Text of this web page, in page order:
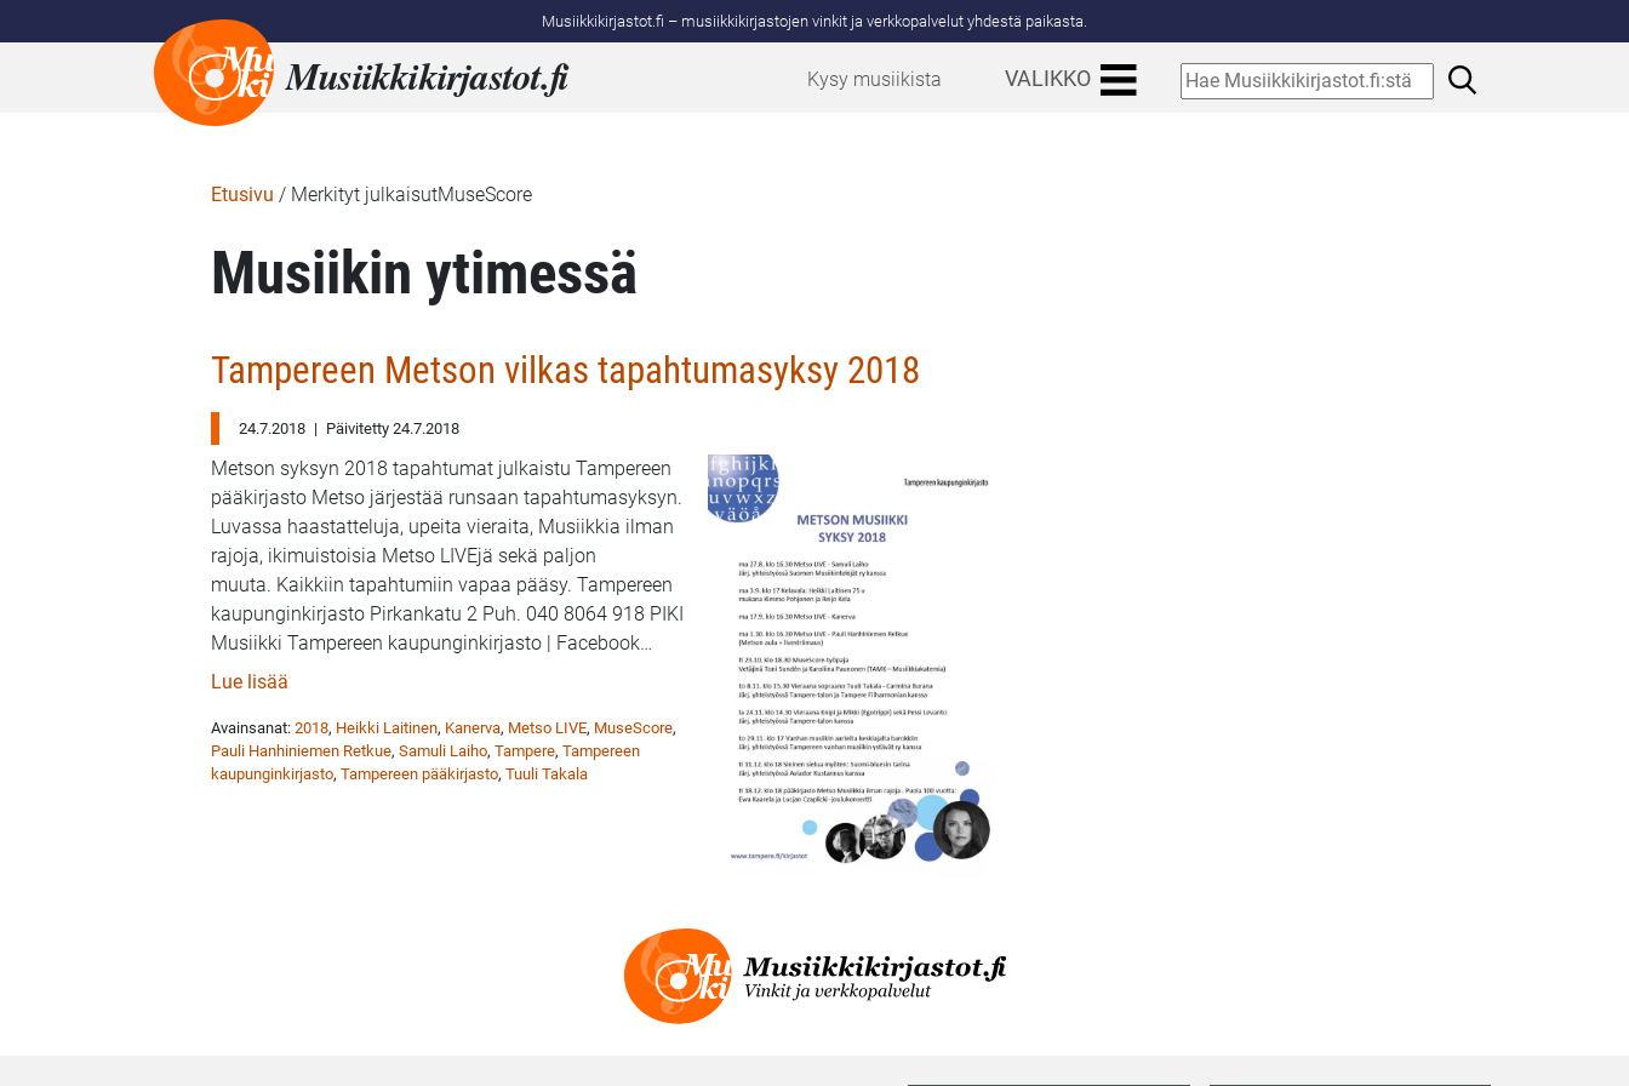
Musiikkikirjastot.fi – musiikkikirjastojen vinkit ja verkkopalvelut yhdestä paikasta.
Musiikkikirjastot.fi Kysy musiikista VALIKKO Hae
Etusivu / Merkityt julkaisutMuseScore
Musiikin ytimessä
Tampereen Metson vilkas tapahtumasyksy 2018
24.7.2018 | Päivitetty 24.7.2018
Metson syksyn 2018 tapahtumat julkaistu Tampereen
pääkirjasto Metso järjestää runsaan tapahtumasyksyn.
Luvassa haastatteluja, upeita vieraita, Musiikkia ilman
rajoja, ikimuistoisia Metso LIVEjä sekä paljon
muuta. Kaikkiin tapahtumiin vapaa pääsy. Tampereen
kaupunginkirjasto Pirkankatu 2 Puh. 040 8064 918 PIKI
Musiikki Tampereen kaupunginkirjasto | Facebook…
Lue lisää
Avainsanat: 2018, Heikki Laitinen, Kanerva, Metso LIVE, MuseScore,
Pauli Hanhiniemen Retkue, Samuli Laiho, Tampere, Tampereen
kaupunginkirjasto, Tampereen pääkirjasto, Tuuli Takala